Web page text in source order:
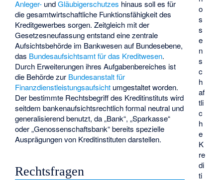
o
s
s
e
n
s
c
h
af
tli
c
h
e
K
re
di
ti
Anleger- undGläubigerschutzes hinaus soll es für
die gesamtwirtschaftliche Funktionsfähigkeit des
Kreditgewerbes sorgen. Zeitgleich mit der
Gesetzesneufassung entstand eine zentrale
Aufsichtsbehörde im Bankwesen auf Bundesebene,
das Bundesaufsichtsamt für das Kreditwesen.
Durch Erweiterungen ihres Aufgabenbereiches ist
die Behörde zur Bundesanstalt für
Finanzdienstleistungsaufsicht umgestaltet worden.
Der bestimmte Rechtsbegriff des Kreditinstituts wird
seitdem bankenaufsichtsrechtlich formal neutral und
generalisierend benutzt, da „Bank“, „Sparkasse“
oder „Genossenschaftsbank“ bereits spezielle
Ausprägungen von Kreditinstituten darstellen.
Rechtsfragen